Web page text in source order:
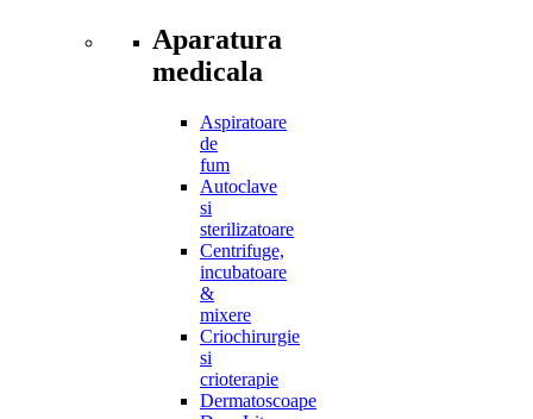
Aparatura
medicala
Aspiratoare
de
fum
Autoclave
si
sterilizatoare
Centrifuge,
incubatoare
&
mixere
Criochirurgie
si
crioterapie
Dermatoscoape